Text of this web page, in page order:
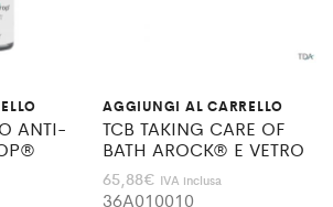
ANTI-
AGGIUNGI AL CARRELLO
TCB TAKING CARE OF
BATH AROCK® E VETRO
65,88€ IVA inclusa
36A010010